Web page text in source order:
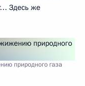
Здесь же
природного газа